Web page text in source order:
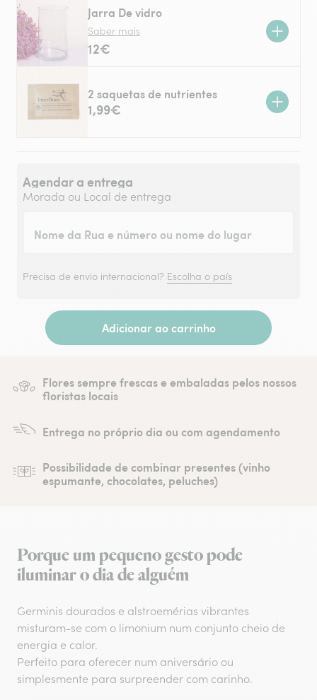
Jarra De vidro
Saber mais
12€
2 saquetas de nutrientes
1,99€
Agendar a entrega
Morada ou Local de entrega
Nome da Rua e número ou nome do lugar
Precisa de envio internacional? Escolha o país
Adicionar ao carrinho
Flores sempre frescas e embaladas pelos nossos
floristas locais
Entrega no próprio dia ou com agendamento
Possibilidade de combinar presentes (vinho
espumante, chocolates, peluches)
Porque um pequeno gesto pode
iluminar o dia de alguém
Germinis dourados e alstroemérias vibrantes
misturam-se com o limonium num conjunto cheio de
energia e calor.
Perfeito para oferecer num aniversário ou
simplesmente para surpreender com carinho.